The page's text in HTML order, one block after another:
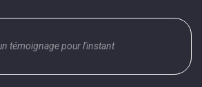
témoignage pour l'instant